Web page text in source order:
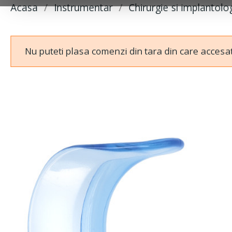
Acasa Instrumentar Chirurgie si
Nu puteti plasa comenzi din tara din care